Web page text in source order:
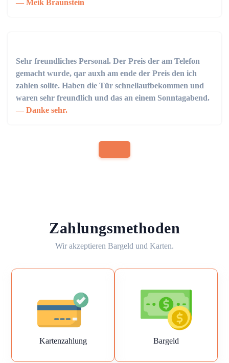
Meik Braunstein
Sehr freundliches Personal. Der Preis der am Telefon
gemacht wurde, qar auxh am ende der Preis den ich
zahlen sollte. Haben die Tür schnellaufbekommen und
waren sehr freundlich und das an einem Sonntagabend.
Danke sehr.
Zahlungsmethoden
Wir akzeptieren Bargeld und Karten.
Kartenzahlung Bargeld